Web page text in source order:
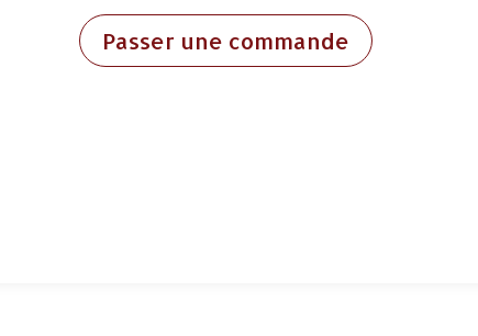
Passer une commande